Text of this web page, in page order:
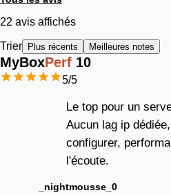
22 avis affichés
Trier Plus récents Meilleures notes
MyBoxPerf 10
5/5
Le top pour un
Aucun lag ip
configurer,
l'écoute.
_nightmousse_0